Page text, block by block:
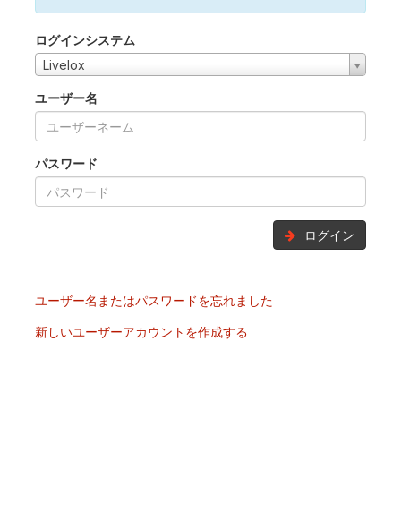
ログインシステム
Livelox
ユーザー名
パスワード
ログイン
ユーザー名またはパスワードを忘れました
新しいユーザーアカウントを作成する